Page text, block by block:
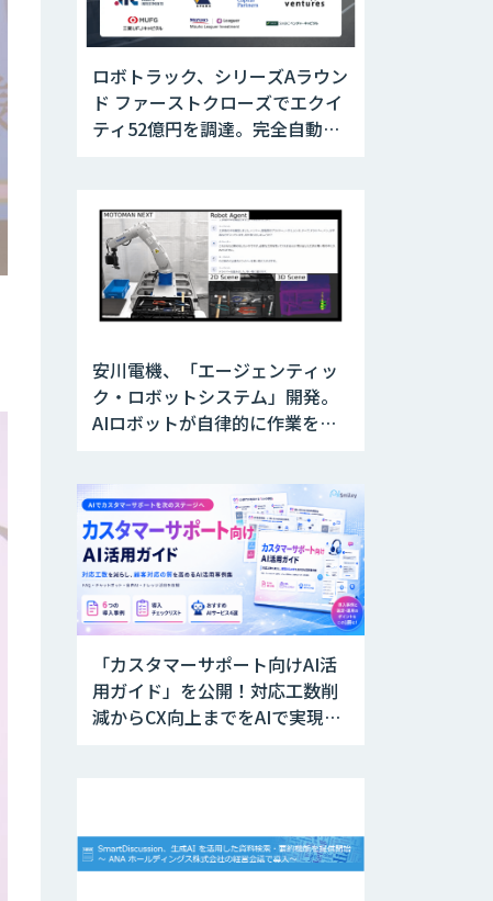
ロボトラック、シリーズAラウン
ド ファーストクローズでエクイ
ティ52億円を調達。完全自動運
安川電機、「エージェンティッ
ク・ロボットシステム」開発。
AIロボットが自律的に作業を実
「カスタマーサポート向けAI活
用ガイド」を公開！対応工数削
減からCX向上までをAIで実現す